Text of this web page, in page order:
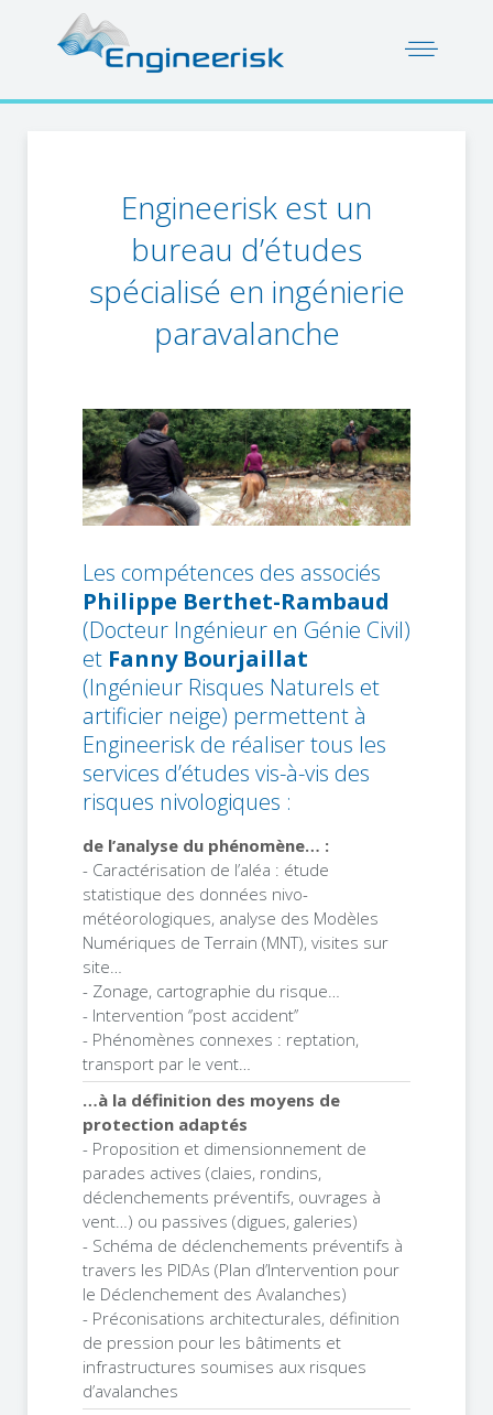
Engineerisk est un
bureau d’études
spécialisé en ingénierie
paravalanche
Les compétences des associés
Philippe Berthet-Rambaud
(Docteur Ingénieur en Génie Civil)
et Fanny Bourjaillat
(Ingénieur Risques Naturels et
artificier neige) permettent à
Engineerisk de réaliser tous les
services d’études vis-à-vis des
risques nivologiques :
de l’analyse du phénomène… :
- Caractérisation de l’aléa : étude
statistique des données nivo-
météorologiques, analyse des Modèles
Numériques de Terrain (MNT), visites sur
site…
- Zonage, cartographie du risque…
- Intervention ‘’post accident’’
- Phénomènes connexes : reptation,
transport par le vent…
…à la définition des moyens de
protection adaptés
- Proposition et dimensionnement de
parades actives (claies, rondins,
déclenchements préventifs, ouvrages à
vent…) ou passives (digues, galeries)
- Schéma de déclenchements préventifs à
travers les PIDAs (Plan d’Intervention pour
le Déclenchement des Avalanches)
- Préconisations architecturales, définition
de pression pour les bâtiments et
infrastructures soumises aux risques
d’avalanches